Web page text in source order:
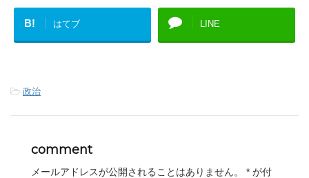
B! はてブ LINE
-政治
comment
メールアドレスが公開されることはありません。 * が付